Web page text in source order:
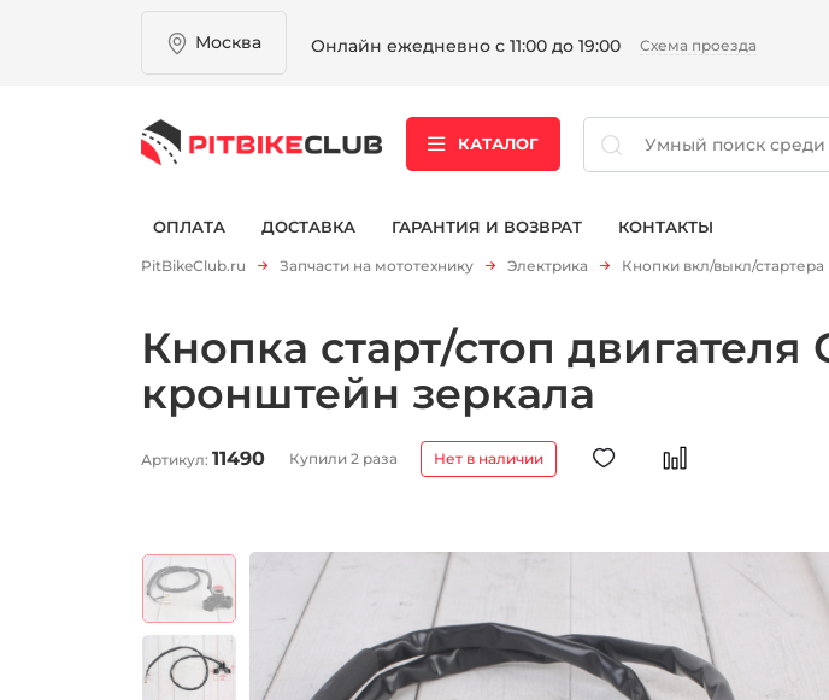
Москва Онлайн ежедневно с 11:00 до 19:00 Схема проезда
КАТАЛОГ
ОПЛАТА ДОСТАВКА ГАРАНТИЯ И ВОЗВРАТ КОНТАКТЫ
PitBikeClub.ru Запчасти на мототехнику Электрика Кнопки вкл/выкл/стартера
Кнопка старт/стоп
кронштейн зеркала
Артикул: 11490 Купили 2 раза Нет в наличии